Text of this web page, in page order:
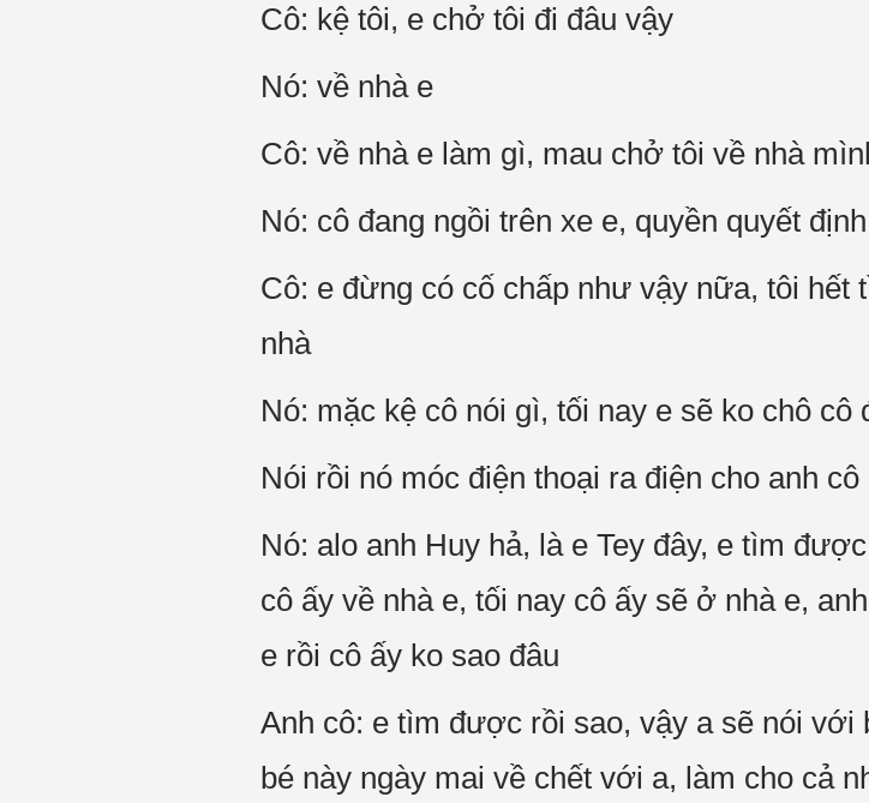
Cô: kệ tôi, e chở tôi đi đâu vậy
Nó: về nhà e
Cô: về nhà e làm gì, mau chở tôi về nhà
Nó: cô đang ngồi trên xe e, quyền quyết
Cô: e đừng có cố chấp như vậy nữa, tôi
nhà
Nó: mặc kệ cô nói gì, tối nay e sẽ ko chô cô
Nói rồi nó móc điện thoại ra điện cho anh cô
Nó: alo anh Huy hả, là e Tey đây, e tìm
cô ấy về nhà e, tối nay cô ấy sẽ ở nhà e,
e rồi cô ấy ko sao đâu
Anh cô: e tìm được rồi sao, vậy a sẽ nói với
bé này ngày mai về chết với a, làm cho cả